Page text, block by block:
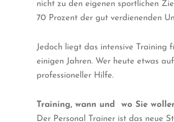
nicht zu den eigenen sportlichen
70 Prozent der gut verdienenden
Jedoch liegt das intensive Training
einigen Jahren. Wer heute etwas
professioneller Hilfe.
Training, wann und wo Sie
Der Personal Trainer ist das neue